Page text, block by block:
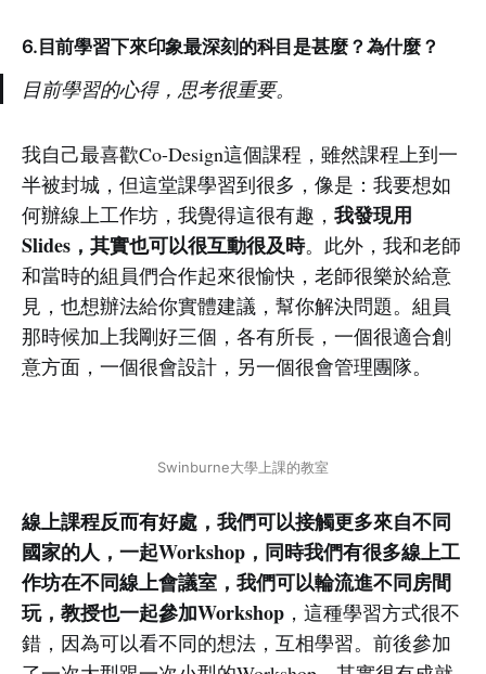
6.目前學習下來印象最深刻的科目是甚麼？為什麼？
目前學習的心得，思考很重要。
我自己最喜歡Co-Design這個課程，雖然課程上到一
半被封城，但這堂課學習到很多，像是：我要想如
何辦線上工作坊，我覺得這很有趣， 我發現用
Slides，其實也可以很互動很及時。此外，我和老師
和當時的組員們合作起來很愉快，老師很樂於給意
見，也想辦法給你實體建議，幫你解決問題。組員
那時候加上我剛好三個，各有所長，一個很適合創
意方面，一個很會設計，另一個很會管理團隊。
Swinburne大學上課的教室
線上課程反而有好處，我們可以接觸更多來自不同
國家的人，一起Workshop，同時我們有很多線上工
作坊在不同線上會議室，我們可以輪流進不同房間
玩，教授也一起參加Workshop ，這種學習方式很不
錯，因為可以看不同的想法，互相學習。前後參加